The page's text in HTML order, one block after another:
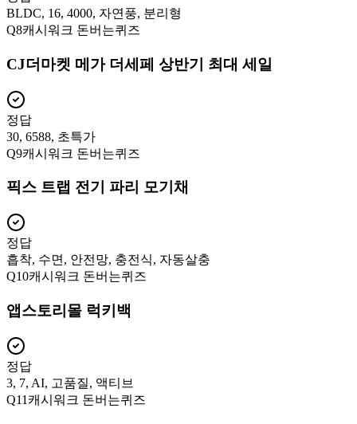
BLDC, 16, 4000, 자연풍, 분리형
Q8캐시워크 돈버는퀴즈
CJ더마켓 메가 더세페 상반기 최대 세일
정답
30, 6588, 초특가
Q9캐시워크 돈버는퀴즈
픽스 트랩 전기 파리 모기채
정답
흡착, 수면, 안전망, 충전식, 자동살충
Q10캐시워크 돈버는퀴즈
앱스토리몰 럭키백
정답
3, 7, AI, 고품질, 액티브
Q11 캐시워크 돈버는퀴즈